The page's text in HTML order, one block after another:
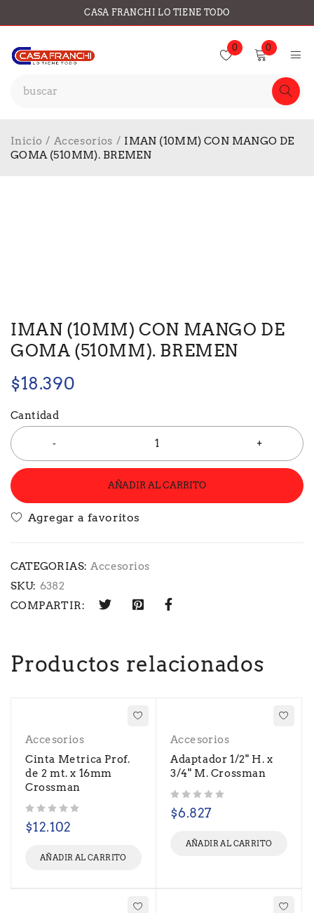
CASA FRANCHI LO TIENE TODO
0 0
Inicio / Accesorios / IMAN (10MM) CON MANGO DE
GOMA (510MM). BREMEN
IMAN (10MM) CON MANGO DE
GOMA (510MM). BREMEN
$18.390
Cantidad
AÑADIR AL CARRITO
CATEGORIAS: Accesorios
SKU: 6382
COMPARTIR:
Productos relacionados
Accesorios
Cinta Metrica Prof.
de 2 mt. x 16mm
Crossman
$12.102
AÑADIR AL CARRITO
Accesorios
Adaptador 1/2" H. x
3/4" M. Crossman
$6.827
AÑADIR AL CARRITO